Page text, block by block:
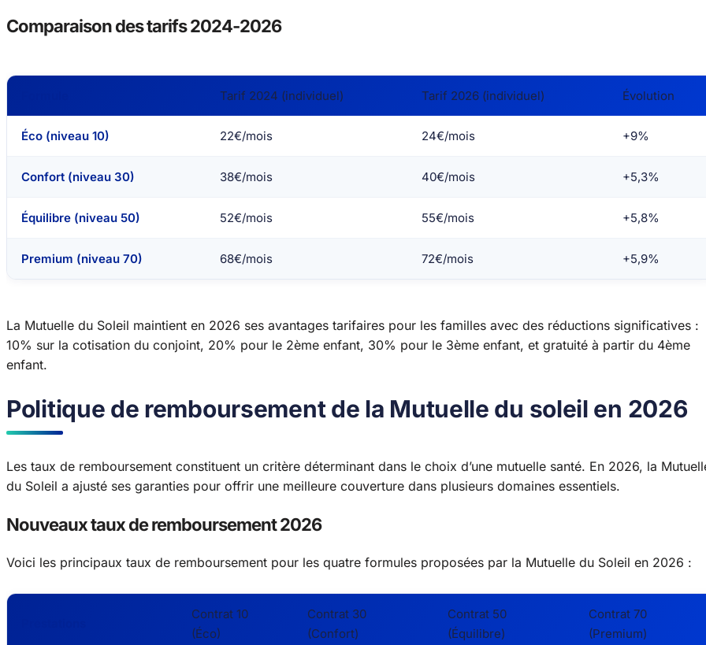
Comparaison des tarifs 2024-2026
Tarif 2024 (individuel) Tarif 2026 (individuel) Évolution
Éco (niveau 10) 22€/mois 24€/mois +9%
Confort (niveau 30) 38€/mois 40€/mois +5,3%
Équilibre (niveau 50) 52€/mois 55€/mois +5,8%
Premium (niveau 70) 68€/mois 72€/mois +5,9%
La Mutuelle du Soleil maintient en 2026 ses avantages tarifaires pour les familles avec des réductions significatives :
10% sur la cotisation du conjoint, 20% pour le 2ème enfant, 30% pour le 3ème enfant, et gratuité à partir du 4ème
enfant.
Politique de remboursement de la Mutuelle du soleil en 2026
Les taux de remboursement constituent un critère déterminant dans le choix d’une mutuelle santé. En 2026, la
du Soleil a ajusté ses garanties pour offrir une meilleure couverture dans plusieurs domaines essentiels.
Nouveaux taux de remboursement 2026
Voici les principaux taux de remboursement pour les quatre formules proposées par la Mutuelle du Soleil en 2026 :
Contrat 10
(Éco)
Contrat 30
(Confort)
Contrat 50
(Équilibre)
Contrat 70
(Premium)